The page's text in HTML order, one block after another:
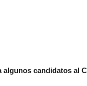
algunos candidatos al